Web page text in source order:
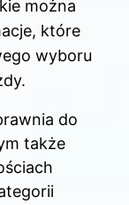
można
które
wyboru
do
także